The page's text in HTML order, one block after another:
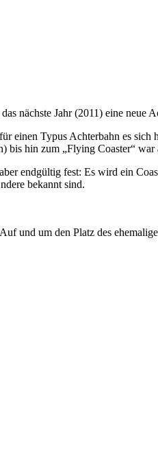
nächste Jahr (2011) eine neue
einen Typus Achterbahn es sich
bis hin zum „Flying Coaster“ war
endgültig fest: Es wird ein
bekannt sind.
und um den Platz des